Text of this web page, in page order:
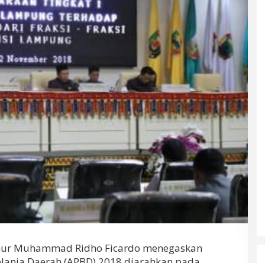
Muhammad Ridho Ficardo menegaskan